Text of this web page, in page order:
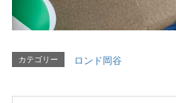
カテゴリー ロンド岡谷